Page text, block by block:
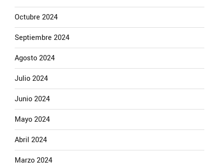
Octubre 2024
Septiembre 2024
Agosto 2024
Julio 2024
Junio 2024
Mayo 2024
Abril 2024
Marzo 2024